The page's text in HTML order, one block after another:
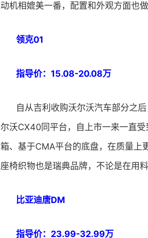
动机相媲美一番，配置和外观方面也做
领克01
指导价：15.08-20.08万
自从吉利收购沃尔沃汽车部分之
尔沃CX40同平台，自上市一来一直
箱、基于CMA平台的底盘，在质量上
座椅织物也是瑞典品牌，不论是在用
比亚迪唐DM
指导价：23.99-32.99万